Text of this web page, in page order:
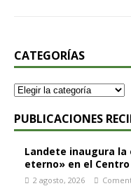
CATEGORÍAS
PUBLICACIONES
Landete inaugura la
eterno» en el
2 agosto, 2026